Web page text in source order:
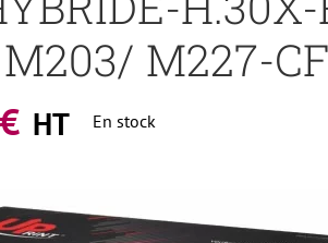
M203/ M227-
€ HT En stock